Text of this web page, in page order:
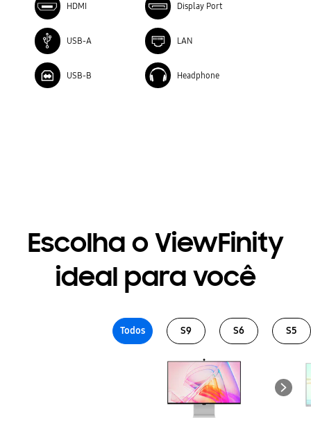
HDMI Display Port
USB-A LAN
USB-B Headphone
Escolha o ViewFinity
ideal para você
Todos S9 S6 S5